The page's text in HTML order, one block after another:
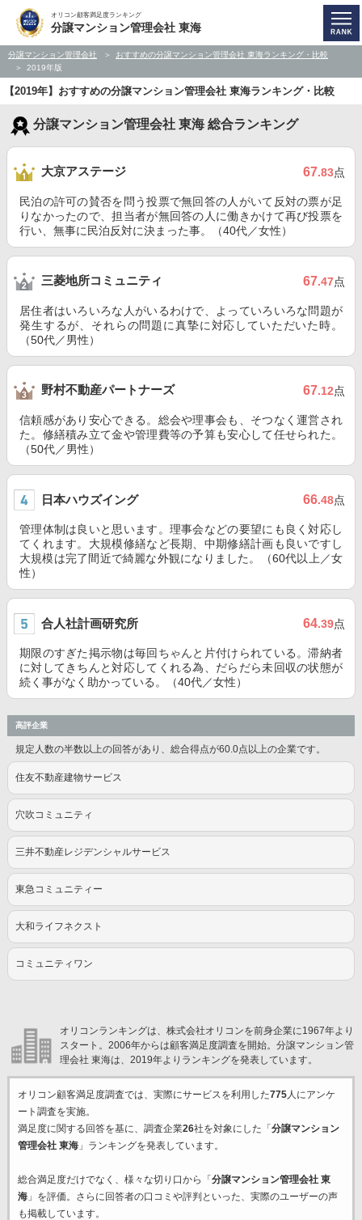
オリコン顧客満足度ランキング
分譲マンション管理会社 東海
分譲マンション管理会社
おすすめの分譲マンション管理会社 東海ランキング・比較
2019年版
【2019年】おすすめの分譲マンション管理会社 東海ランキング・比較
分譲マンション管理会社 東海 総合ランキング
大京アステージ 67.83点
民泊の許可の賛否を問う投票で無回答の人がいて反対の票が足
りなかったので、担当者が無回答の人に働きかけて再び投票を
行い、無事に民泊反対に決まった事。（40代／女性）
三菱地所コミュニティ 67.47点
居住者はいろいろな人がいるわけで、よっていろいろな問題が
発生するが、それらの問題に真摯に対応していただいた時。
（50代／男性）
野村不動産パートナーズ 67.12点
信頼感があり安心できる。総会や理事会も、そつなく運営され
た。修繕積み立て金や管理費等の予算も安心して任せられた。
（50代／男性）
日本ハウズイング 66.48点
管理体制は良いと思います。理事会などの要望にも良く対応し
てくれます。大規模修繕など長期、中期修繕計画も良いですし
大規模は完了間近で綺麗な外観になりました。（60代以上／女
性）
合人社計画研究所 64.39点
期限のすぎた掲示物は毎回ちゃんと片付けられている。滞納者
に対してきちんと対応してくれる為、だらだら未回収の状態が
続く事がなく助かっている。（40代／女性）
高評企業
規定人数の半数以上の回答があり、総合得点が60.0点以上の企業です。
住友不動産建物サービス
穴吹コミュニティ
三井不動産レジデンシャルサービス
東急コミュニティー
大和ライフネクスト
コミュニティワン
オリコンランキングは、株式会社オリコンを前身企業に1967年より
スタート。2006年からは顧客満足度調査を開始。分譲マンション管
理会社 東海は、2019年よりランキングを発表しています。
オリコン顧客満足度調査では、実際にサービスを利用した775人にアンケ
ート調査を実施。
満足度に関する回答を基に、調査企業26社を対象にした「 分譲マンション
管理会社 東海」ランキングを発表しています。
総合満足度だけでなく、様々な切り口から「 分譲マンション管理会社 東
海」を評価。さらに回答者の口コミや評判といった、実際のユーザーの声
も掲載しています。